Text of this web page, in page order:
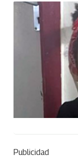
Publicidad